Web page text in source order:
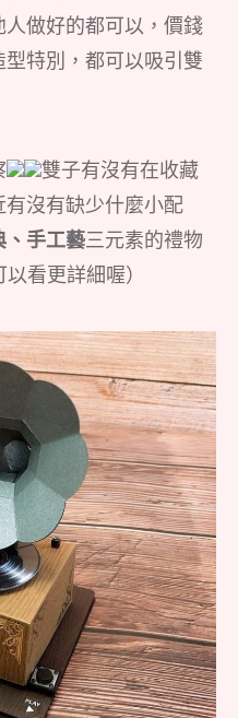
做好的都可以，價錢
特別，都可以吸引雙
雙子有沒有在收藏
沒有缺少什麼小配
、手工藝三元素的禮物
看更詳細喔）